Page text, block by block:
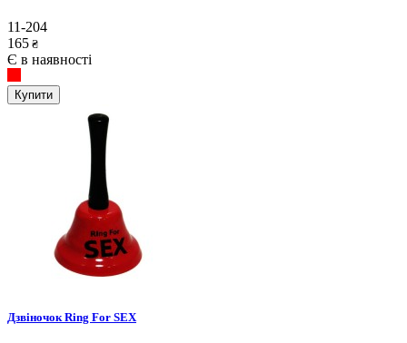
11-204
165 ₴
Є в наявності
Купити
Дзвіночок Ring For SEX